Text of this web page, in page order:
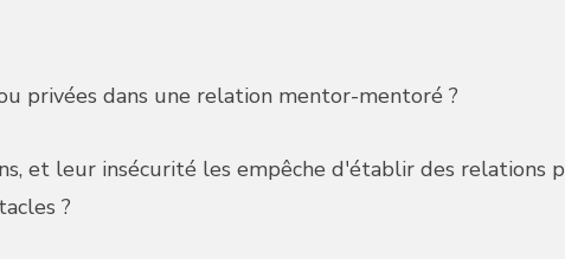
privées dans une relation mentor-mentoré ?
et leur insécurité les empêche d'établir des relations
?